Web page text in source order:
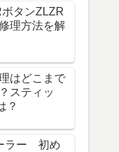
タンZLZR
理方法を解
はどこまで
スティッ
？
ラー 初め